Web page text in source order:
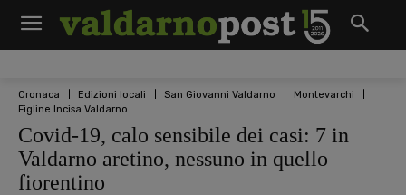
Cronaca Edizioni locali San Giovanni Valdarno
Montevarchi
Figline Incisa Valdarno
Covid-19, calo sensibile dei casi: 7 in
Valdarno aretino, nessuno in quello
fiorentino